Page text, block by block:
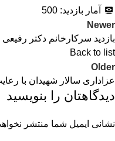
آمار بازدید: 500
Newer
بازدید سرکارخانم دکتر
Back to list
Older
عزاداری سالار شهیدان با
دیدگاهتان را بنویسید
نشانی ایمیل شما منتشر